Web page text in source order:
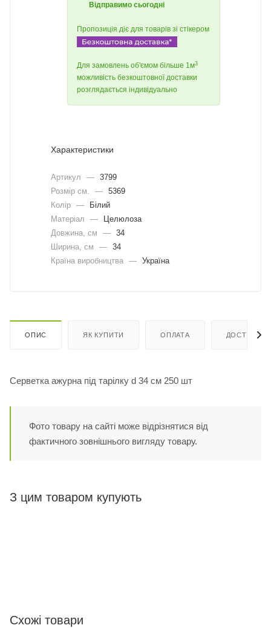
Відправимо сьогодні
Пропозиція діє для товарів зі стікером
Для замовлень об'ємом більше 1м3
можливість безкоштовної доставки
розглядається індивідуально
Характеристики
Артикул — 3799
Розмір см.
— 5369
Колір —
Білий
Матеріал
—
Целюлоза
Довжина, cм
— 34
Ширина, cм
— 34
Країна виробництва — Україна
ОПИС ЯК КУПИТИ ОПЛАТА ДОСТАВКА
Серветка ажурна під тарілку d 34 см 250 шт
Фото товару на сайті може відрізнятися від
фактичного зовнішнього вигляду товару.
З цим товаром купують
Схожі товари